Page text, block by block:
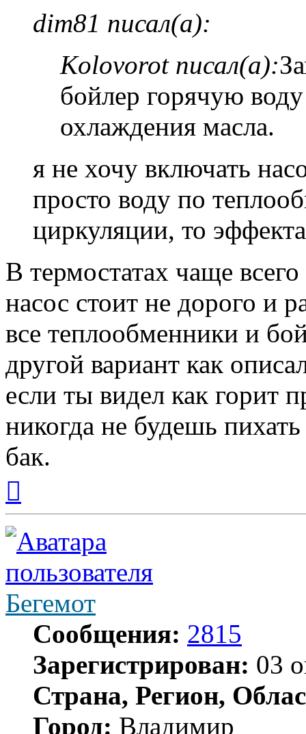
dim81 писал(а):
Kolovorot писал(а):
бойлер горячую
охлаждения масла.
я не хочу включать
просто воду по
циркуляции, то
В термостатах чаще
насос стоит не дорого и
все теплообменники и
другой вариант как
если ты видел как горит
никогда не будешь
бак.
началу
Бегемот
Сообщения: 2815
Зарегистрирован: 03
Страна, Регион,
Город: Владимир